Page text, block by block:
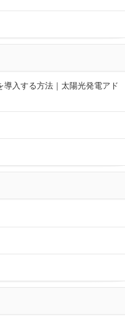
入する方法｜太陽光発電アド